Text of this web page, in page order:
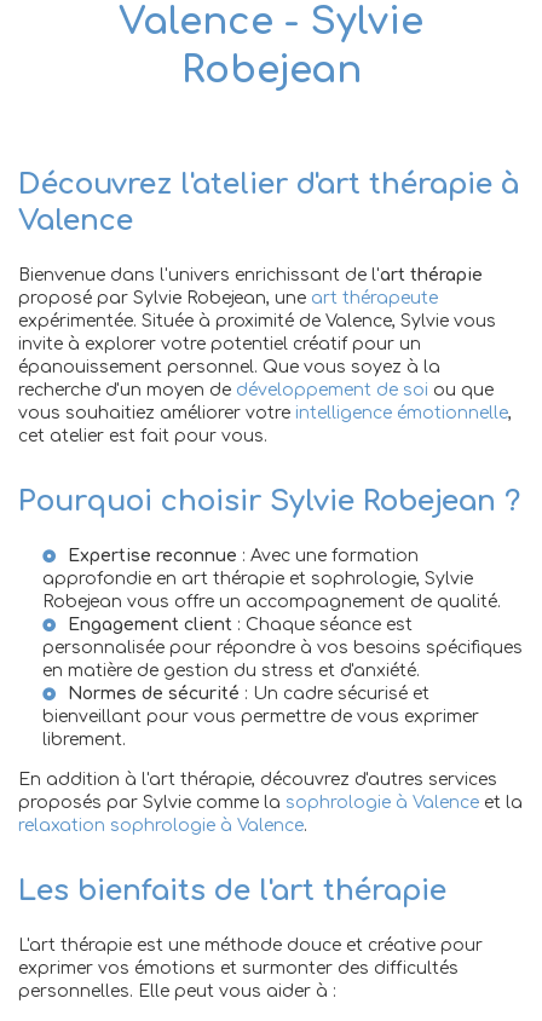
Valence - Sylvie
Robejean
Découvrez l'atelier d'art thérapie à
Valence
Bienvenue dans l'univers enrichissant de l'art thérapie
proposé par Sylvie Robejean, une art thérapeute
expérimentée. Située à proximité de Valence, Sylvie vous
invite à explorer votre potentiel créatif pour un
épanouissement personnel. Que vous soyez à la
recherche d'un moyen de développement de soi ou que
vous souhaitiez améliorer votre intelligence émotionnelle,
cet atelier est fait pour vous.
Pourquoi choisir Sylvie Robejean ?
Expertise reconnue : Avec une formation
approfondie en art thérapie et sophrologie, Sylvie
Robejean vous offre un accompagnement de qualité.
Engagement client : Chaque séance est
personnalisée pour répondre à vos besoins spécifiques
en matière de gestion du stress et d'anxiété.
Normes de sécurité : Un cadre sécurisé et
bienveillant pour vous permettre de vous exprimer
librement.
En addition à l'art thérapie, découvrez d'autres services
proposés par Sylvie comme la sophrologie à Valence et la
relaxation sophrologie à Valence.
Les bienfaits de l'art thérapie
L'art thérapie est une méthode douce et créative pour
exprimer vos émotions et surmonter des difficultés
personnelles. Elle peut vous aider à :